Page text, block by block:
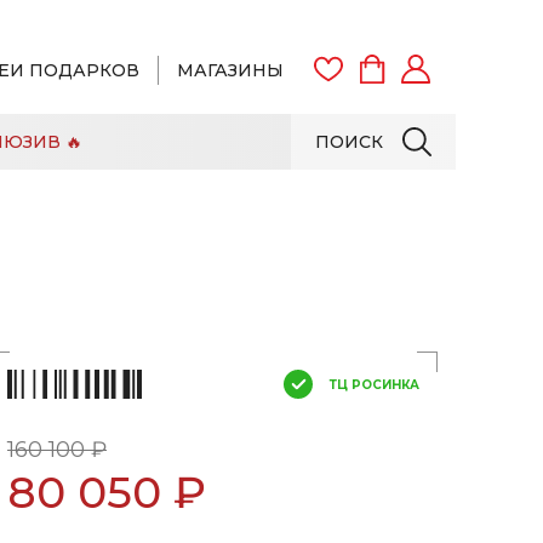
ПОДАРКОВ МАГАЗИНЫ
ПОИСК
🔥
ТЦ РОСИНКА
160 100 ₽
80 050 ₽